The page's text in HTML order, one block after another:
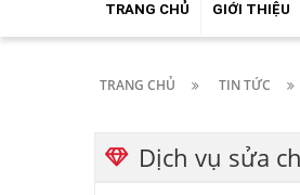
TRANG CHỦ GIỚI THIỆU
TRANG CHỦ TIN TỨC
Dịch vụ sửa